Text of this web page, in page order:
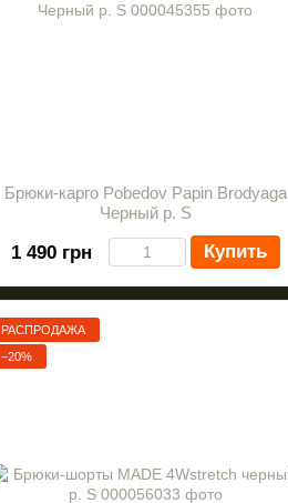
Брюки-карго Pobedov Papin Brodyaga
Черный р. S
1 490 грн Купить
РАСПРОДАЖА
−20%